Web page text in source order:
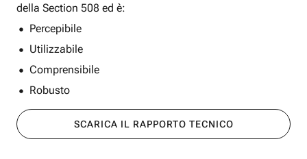
della Section 508 ed è:
Percepibile
Utilizzabile
Comprensibile
Robusto
SCARICA IL RAPPORTO TECNICO